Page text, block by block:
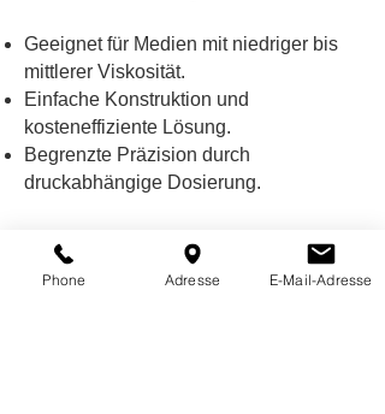
Geeignet für Medien mit niedriger bis
mittlerer Viskosität.
Einfache Konstruktion und
kosteneffiziente Lösung.
Begrenzte Präzision durch
druckabhängige Dosierung.
Phone Adresse E-Mail-Adresse